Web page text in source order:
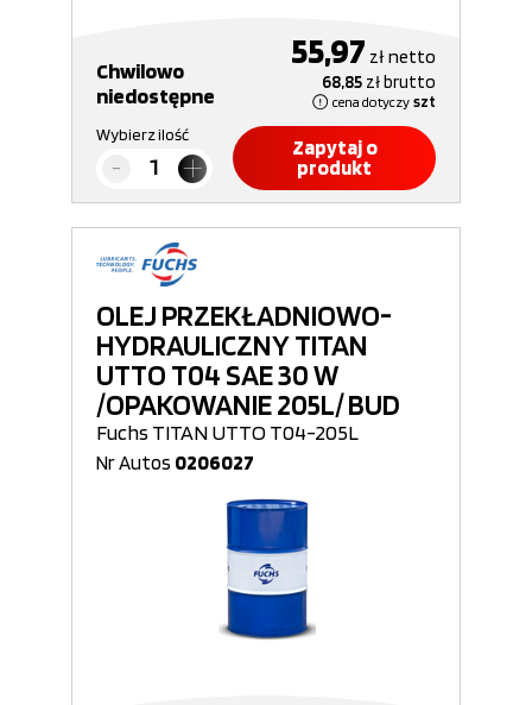
Chwilowo
niedostępne
55,97 złnetto
68,85 złbrutto
cena dotyczy szt
Wybierz ilość
Zapytaj o
produkt
OLEJ PRZEKŁADNIOWO-
HYDRAULICZNY TITAN
UTTO T04 SAE 30 W
/OPAKOWANIE 205L/ BUD
Fuchs TITAN UTTO T04-205L
Nr Autos 0206027